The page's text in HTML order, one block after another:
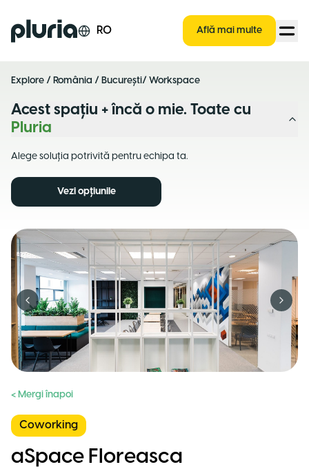
Logo Pluria RO Află mai multe
Explore / România / București/ Workspace
Acest spațiu + încă o mie. Toate cu
Pluria
Alege soluția potrivită pentru echipa ta.
Vezi opțiunile
Previous slide Next
< Mergi înapoi
Coworking
aSpace Floreasca